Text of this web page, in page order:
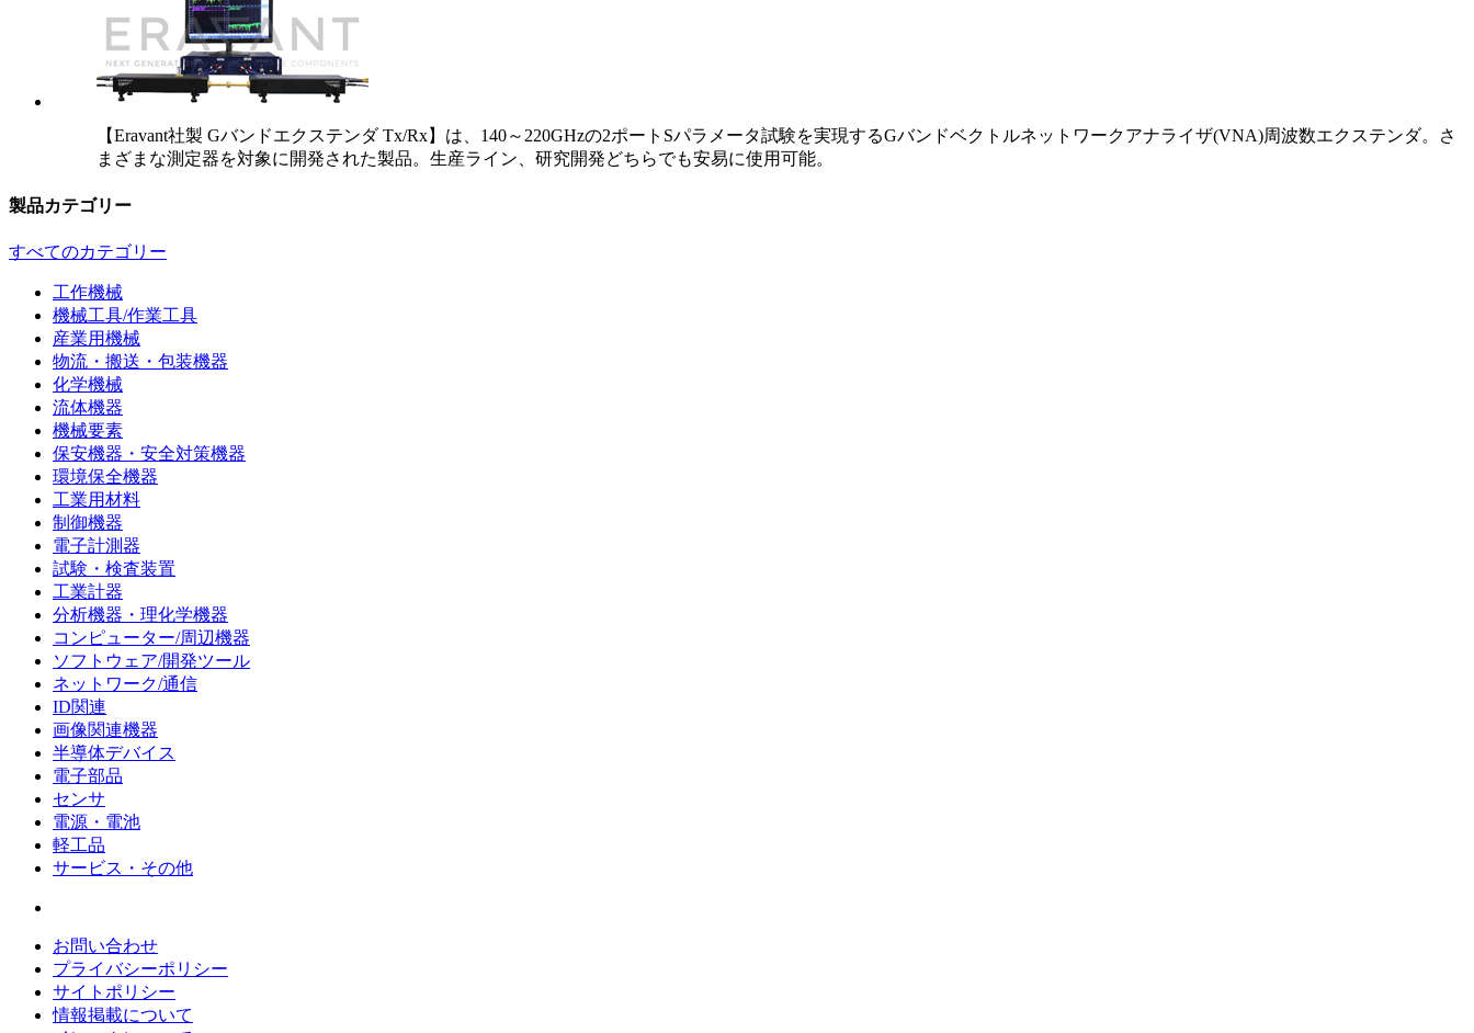
【Eravant社製 Gバンドエクステンダ Tx/Rx】は、140～220GHzの2ポートSパラメータ試験を実現するGバンドベクトルネットワークアナライザ(VNA)周波数エクステンダ。さ
まざまな測定器を対象に開発された製品。生産ライン、研究開発どちらでも安易に使用可能。
製品カテゴリー
すべてのカテゴリー
工作機械
機械工具/作業工具
産業用機械
物流・搬送・包装機器
化学機械
流体機器
機械要素
保安機器・安全対策機器
環境保全機器
工業用材料
制御機器
電子計測器
試験・検査装置
工業計器
分析機器・理化学機器
コンピューター/周辺機器
ソフトウェア/開発ツール
ネットワーク/通信
ID関連
画像関連機器
半導体デバイス
電子部品
センサ
電源・電池
軽工品
サービス・その他
お問い合わせ
プライバシーポリシー
サイトポリシー
情報掲載について